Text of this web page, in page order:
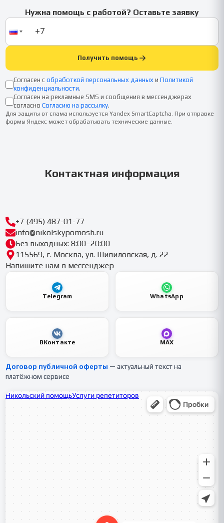
Нужна помощь с работой? Оставьте заявку
Получить помощь
Согласен с обработкой персональных данных и Политикой
конфиденциальности.
Согласен на рекламные SMS и сообщения в мессенджерах
согласно Согласию на рассылку.
Для защиты от спама используется Yandex SmartCaptcha. При отправке
формы Яндекс может обрабатывать технические данные.
Контактная информация
+7 (495) 487-01-77
info@nikolskypomosh.ru
Без выходных: 8:00–20:00
115569, г. Москва, ул. Шипиловская, д. 22
Напишите нам в мессенджер
Telegram WhatsApp
ВКонтакте MAX
Договор публичной оферты — актуальный текст на
платёжном сервисе